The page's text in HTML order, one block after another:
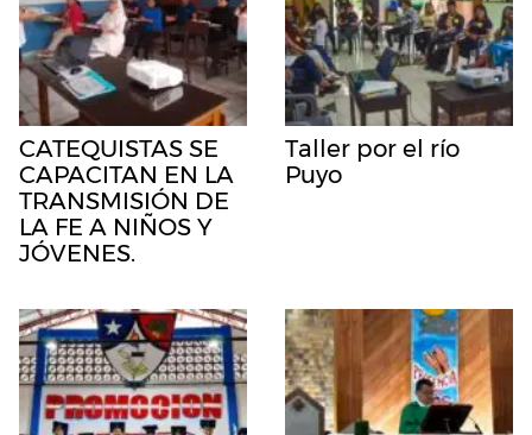
CATEQUISTAS SE
CAPACITAN EN LA
TRANSMISIÓN DE
LA FE A NIÑOS Y
JÓVENES.
Taller por el río
Puyo